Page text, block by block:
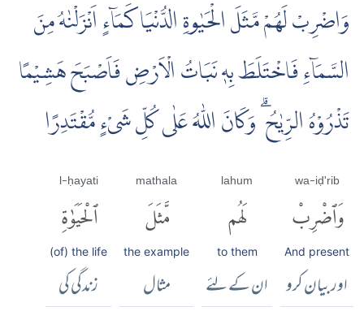
وَاضْرِبْ لَهُمْ مَّثَلَ الْحَيٰوةِ الدُّنْيَا كَمَاۤءٍ اَنْزَلْنٰهُ مِنَ
السَّمَاۤءِ فَاخْتَلَطَ بِهٖ نَبَاتُ الْاَرْضِ فَاَصْبَحَ هَشِيْمًا
تَذْرُوْهُ الرِّيٰحُ ۗ وَكَانَ اللّٰهُ عَلٰى كُلِّ شَىْءٍ مُّقْتَدِرًا
wa-iḍ'rib
وَٱضْرِبْ
And present
اور بیان کرو
lahum
لَهُم
to them
ان کے لئے
mathala
مَّثَلَ
the example
مثال
l-ḥayati
ٱلْحَيَوٰةِ
(of) the life
زندگی کی